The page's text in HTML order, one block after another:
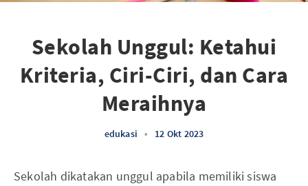
Sekolah Unggul: Ketahui
Kriteria, Ciri-Ciri, dan Cara
Meraihnya
edukasi • 12 Okt 2023
Sekolah dikatakan unggul apabila memiliki siswa